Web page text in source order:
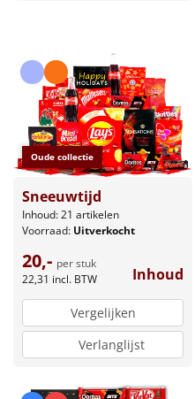
Oude collectie
Sneeuwtijd
Inhoud: 21 artikelen
Voorraad: Uitverkocht
20,- per stuk
22,31 incl. BTW Inhoud
Vergelijken
Verlanglijst